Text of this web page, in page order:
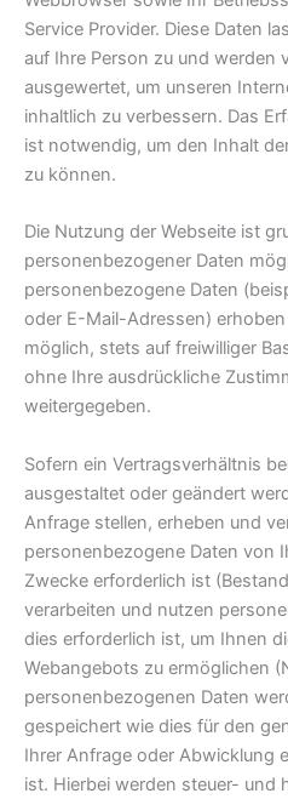
Service Provider. Diese Daten
auf Ihre Person zu und werden
ausgewertet, um unseren
inhaltlich zu verbessern. Das
ist notwendig, um den Inhalt
zu können.
Die Nutzung der Webseite ist
personenbezogener Daten
personenbezogene Daten
oder E-Mail-Adressen)
möglich, stets auf freiwilliger
ohne Ihre ausdrückliche
weitergegeben.
Sofern ein Vertragsverhältnis
ausgestaltet oder geändert
Anfrage stellen, erheben und
personenbezogene Daten von
Zwecke erforderlich ist
verarbeiten und nutzen
dies erforderlich ist, um Ihnen
Webangebots zu ermöglichen
personenbezogenen Daten
gespeichert wie dies für den
Ihrer Anfrage oder Abwicklung
ist. Hierbei werden steuer- und